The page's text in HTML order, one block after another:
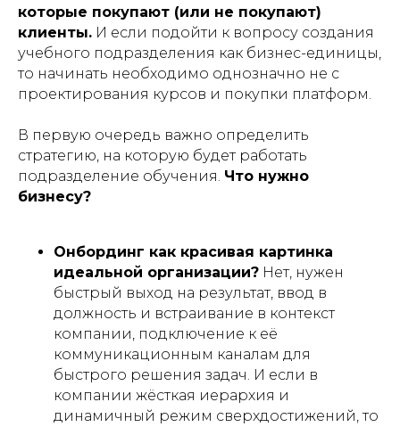
которые покупают (или не покупают)
клиенты. И если подойти к вопросу создания
учебного подразделения как бизнес-единицы,
то начинать необходимо однозначно не с
проектирования курсов и покупки платформ.
В первую очередь важно определить
стратегию, на которую будет работать
подразделение обучения. Что нужно
бизнесу?
Онбординг как красивая картинка
идеальной организации? Нет, нужен
быстрый выход на результат, ввод в
должность и встраивание в контекст
компании, подключение к её
коммуникационным каналам для
быстрого решения задач. И если в
компании жёсткая иерархия и
динамичный режим сверхдостижений, то